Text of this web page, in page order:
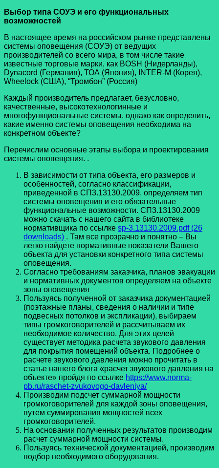
Выбор типа СОУЭ и его функциональных
возможностей
В настоящее время на российском рынке представлены
системы оповещения (СОУЭ) от ведущих
производителей со всего мира, в том числе такие
известные торговые марки, как BOSH (Нидерланды),
Dynacord (Германия), ТОА (Япония), INTER-M (Корея),
Wheelock (США), “Тромбон” (Россия)
Каждый производитель предлагает, безусловно,
качественные, высокотехнологинные и
многофункциональные системы, однако как определить,
какие именно системы оповещения необходима на
конкретном объекте?
Перечислим основные этапы выбора и проектирования
системы оповещения. .
В зависимости от типа объекта, его размеров и
особенностей, согласно классификации,
приведенной в СП3.13130.2009, определяем тип
системы оповещения и его обязательные
функциональные возможности. СП3.13130.2009
можно скачать с нашего сайта в библиотеке
нормативщика по ссылке sp-3.13130.2009.pdf (26
downloads) . Там все прозрачно и понятно – Вы
легко найдете нормативные показатели Вашего
объекта для установки конкретного типа системы
оповещения.
Согласно требованиям заказчика, планов эвакуации
и нормативных документов определяем на объекте
зоны оповещения
Пользуясь полученной от заказчика документацией
(поэтажные планы, сведения о наличии и типе
подвесных потолков и экспликации), выбираем
типы громкоговорителей и рассчитываем их
необходимое количество. Для этих целей
существует методика расчета звукового давления
для покрытия помещений объекта. Подробнее о
расчете звукового давления можно прочитать в
статье нашего блога «расчет звукового давления на
объекте» пройдя по ссылке https://www.norma-
pb.ru/raschet-zvukovogo-davleniya/
Производим подсчет суммарной мощности
громкоговорителей для каждой зоны оповещения,
путем суммирования мощностей всех
громкоговорителей.
На основании полученных результатов производим
расчет суммарной мощности системы.
Пользуясь технической документацией, производим
подбор необходимого оборудования.